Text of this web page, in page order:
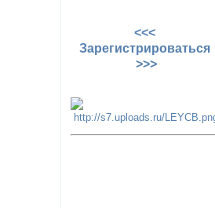
<<<
Зарегистрироваться
>>>